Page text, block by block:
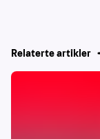
Relaterte artikler